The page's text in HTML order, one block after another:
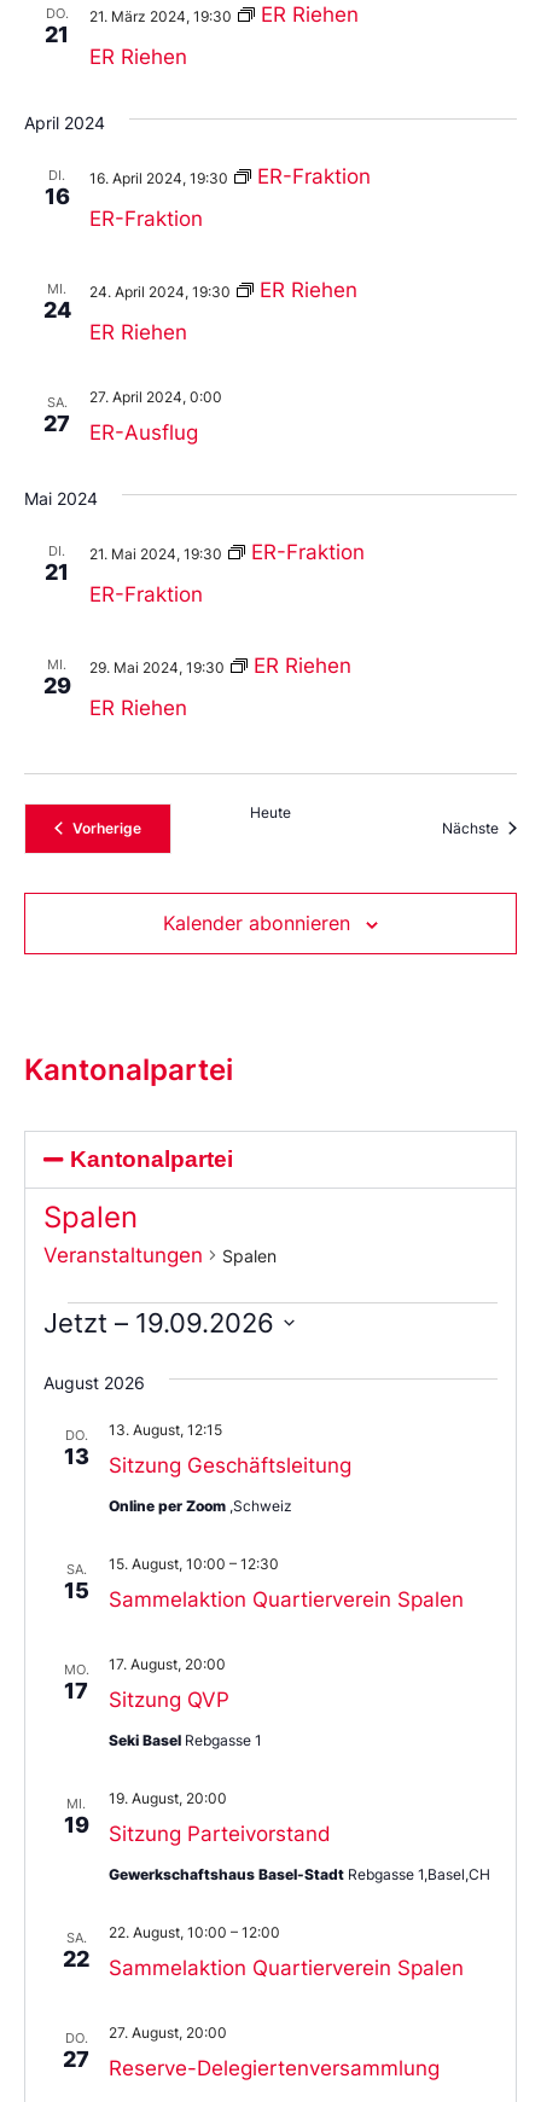
DO.
21
ER Riehen
21. März 2024, 19:30 ER Riehen
April 2024
DI.
16
ER-Fraktion
16. April 2024, 19:30 ER-Fraktion
MI.
24
ER Riehen
24. April 2024, 19:30 ER Riehen
SA.
27 ER-Ausflug
27. April 2024, 0:00
Mai 2024
DI.
21
ER-Fraktion
21. Mai 2024, 19:30 ER-Fraktion
MI.
29
ER Riehen
29. Mai 2024, 19:30 ER Riehen
VorherigeVeranstaltungen
Heute
Nächste
Kalender abonnieren
Kantonalpartei
Kantonalpartei
Spalen
Veranstaltungen Spalen
Jetzt – 19.09.2026
Sie
das
aus.
August 2026
DO.
13 Sitzung Geschäftsleitung
13. August, 12:15
Online per Zoom ,Schweiz
SA.
15 Sammelaktion Quartierverein Spalen
15. August, 10:00 – 12:30
MO.
17 Sitzung QVP
17. August, 20:00
Seki Basel Rebgasse 1
MI.
19 Sitzung Parteivorstand
19. August, 20:00
Gewerkschaftshaus Basel-Stadt Rebgasse 1,Basel,CH
SA.
22 Sammelaktion Quartierverein Spalen
22. August, 10:00 – 12:00
DO.
27 Reserve-Delegiertenversammlung
27. August, 20:00